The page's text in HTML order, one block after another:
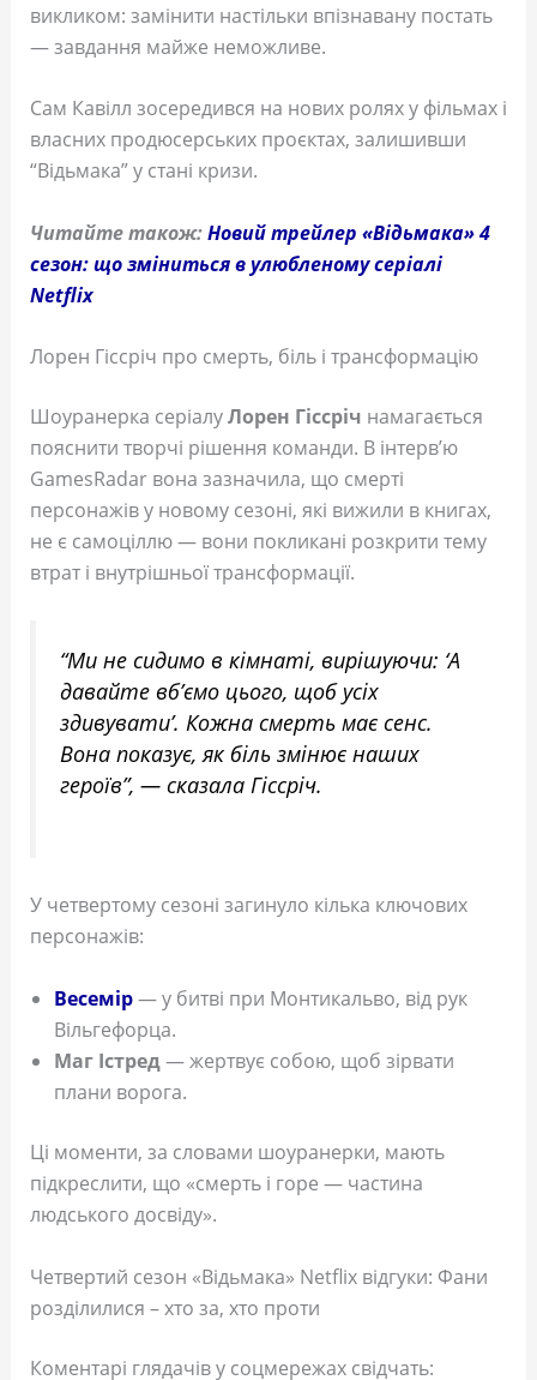
викликом: замінити настільки впізнавану постать
— завдання майже неможливе.
Сам Кавілл зосередився на нових ролях у фільмах і
власних продюсерських проєктах, залишивши
“Відьмака” у стані кризи.
Читайте також:Новий трейлер «Відьмака» 4
сезон: що зміниться в улюбленому серіалі
Netflix
Лорен Гіссріч про смерть, біль і трансформацію
Шоуранерка серіалуЛорен Гіссріч намагається
пояснити творчі рішення команди. В інтерв’ю
GamesRadar вона зазначила, що смерті
персонажів у новому сезоні, які вижили в книгах,
не є самоціллю — вони покликані розкрити тему
втрат і внутрішньої трансформації.
“Ми не сидимо в кімнаті, вирішуючи: ‘А
давайте вб’ємо цього, щоб усіх
здивувати’. Кожна смерть має сенс.
Вона показує, як біль змінює наших
героїв”, — сказала Гіссріч.
У четвертому сезоні загинуло кілька ключових
персонажів:
Весемір— у битві при Монтикальво, від рук
Вільгефорца.
Маг Істред— жертвує собою, щоб зірвати
плани ворога.
Ці моменти, за словами шоуранерки, мають
підкреслити, що «смерть і горе — частина
людського досвіду».
Четвертий сезон «Відьмака» Netflix відгуки: Фани
розділилися – хто за, хто проти
Коментарі глядачів у соцмережах свідчать: